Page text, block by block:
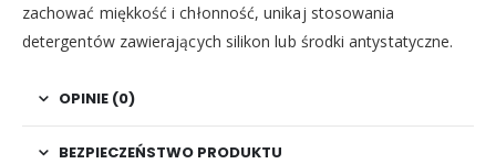
zachować miękkość i chłonność, unikaj stosowania
detergentów zawierających silikon lub środki antystatyczne.
OPINIE (0)
BEZPIECZEŃSTWO PRODUKTU